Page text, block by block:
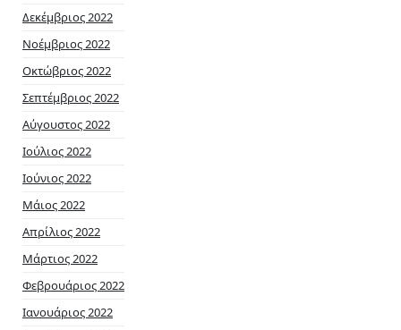
Δεκέμβριος 2022
Νοέμβριος 2022
Οκτώβριος 2022
Σεπτέμβριος 2022
Αύγουστος 2022
Ιούλιος 2022
Ιούνιος 2022
Μάιος 2022
Απρίλιος 2022
Μάρτιος 2022
Φεβρουάριος 2022
Ιανουάριος 2022